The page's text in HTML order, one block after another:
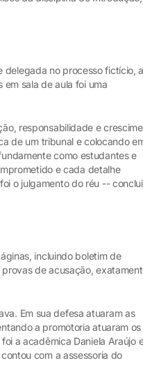
delegada no processo fictício, a
sala de aula foi uma
responsabilidade e
de um tribunal e colocando
como estudantes e
e cada detalhe
o julgamento do réu --
incluindo boletim de
de acusação,
Em sua defesa atuaram as
a promotoria atuaram os
a acadêmica Daniela Araújo
com a assessoria do